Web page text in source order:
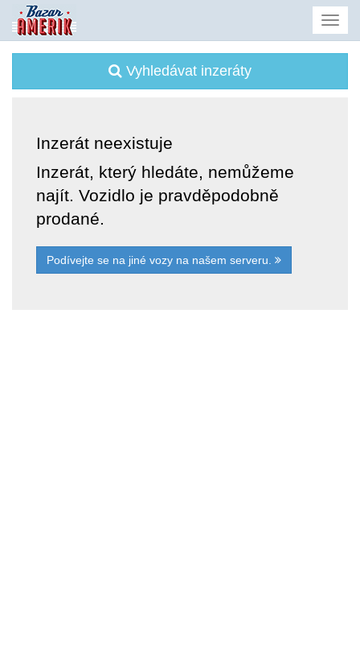
Vyhledávat inzeráty
Inzerát neexistuje
Inzerát, který hledáte, nemůžeme
najít. Vozidlo je pravděpodobně
prodané.
Podívejte se na jiné vozy na našem serveru.